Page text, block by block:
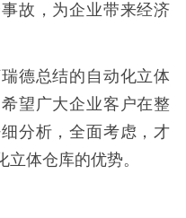
故，为企业带来经济
德总结的自动化立体
望广大企业客户在整
分析，全面考虑，才
体仓库的优势。